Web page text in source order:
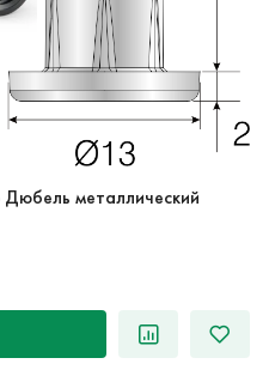
металлический